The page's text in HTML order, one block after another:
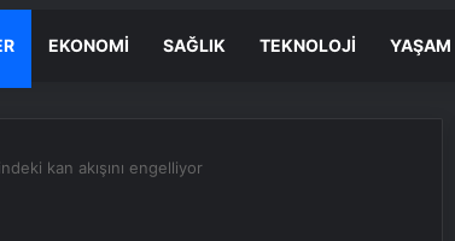
EKONOMI SAĞLIK TEKNOLOJI YAŞAM
kan akışını engelliyor